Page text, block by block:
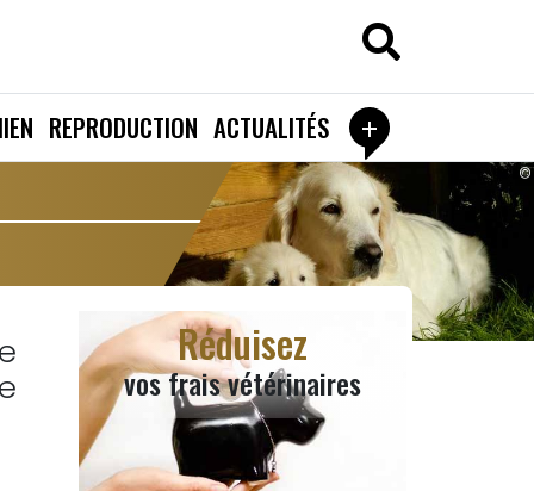
REPRODUCTION ACTUALITÉS +
©
Réduisez
vos frais vétérinaires